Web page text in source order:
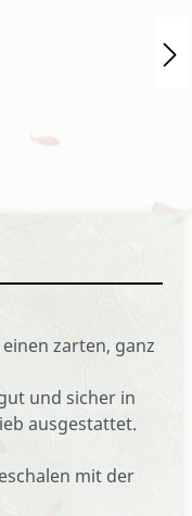
zarten, ganz
und sicher in
ausgestattet.
mit der